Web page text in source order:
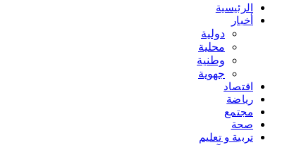
الرئيسية
أخبار
دولية
محلية
وطنية
جهوية
اقتصاد
رياضة
مجتمع
صحة
تربية و تعليم